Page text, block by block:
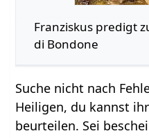
Franziskus predigt
di Bondone
Suche nicht nach
Heiligen, du kannst
beurteilen. Sei